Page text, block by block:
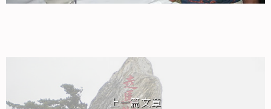
上一篇文章